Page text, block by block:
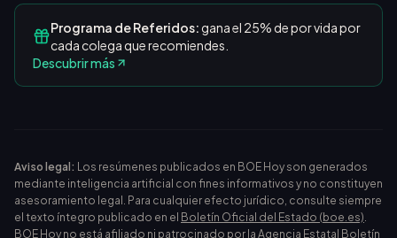
Programa de Referidos:gana el 25% de por vida por
cada colega que recomiendes.
Descubrir más
Aviso legal: Los resúmenes publicados en BOE Hoy son generados
mediante inteligencia artificial con fines informativos y no constituyen
asesoramiento legal. Para cualquier efecto jurídico, consulte siempre
el texto íntegro publicado en el Boletín Oficial del Estado (boe.es).
BOE Hoy no está afiliado ni patrocinado por la Agencia Estatal Boletín